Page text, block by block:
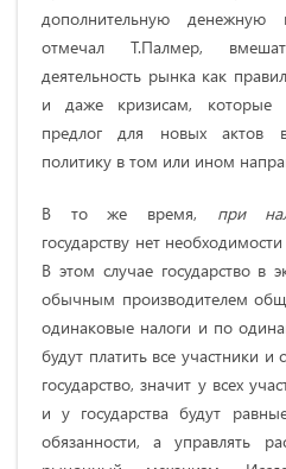
дополнительную
отмечал Т.Палмер,
деятельность рынка как
и даже кризисам, которые
предлог для новых актов
политику в том или ином
В то же время, при
государству нет
В этом случае государство в
обычным производителем
одинаковые налоги и по
будут платить все участники
государство, значит у всех
и у государства будут
обязанности, а управлять